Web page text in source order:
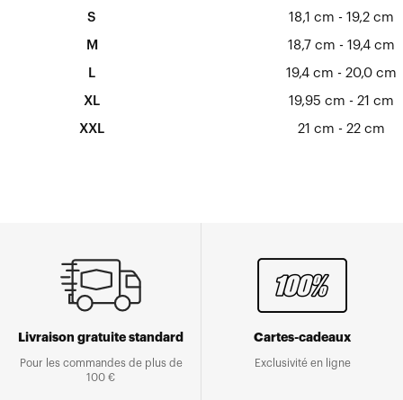
S 18,1 cm - 19,2 cm
M 18,7 cm - 19,4 cm
L 19,4 cm - 20,0 cm
XL 19,95 cm - 21 cm
XXL 21 cm - 22 cm
Livraison gratuite standard
Pour les commandes de plus de
100 €
Cartes-cadeaux
Exclusivité en ligne